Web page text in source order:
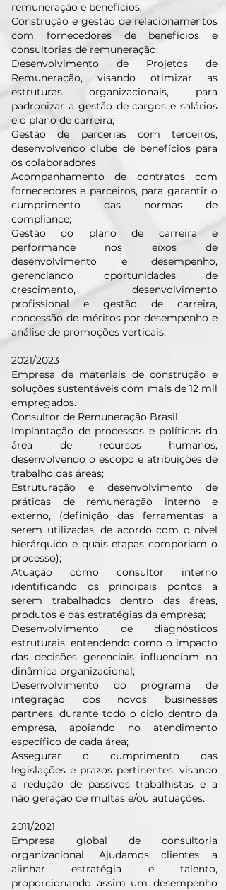
remuneração e benefícios;
Construção e gestão de relacionamentos
com fornecedores de benefícios e
consultorias de remuneração;
Desenvolvimento de Projetos de
Remuneração, visando otimizar as
estruturas organizacionais, para
padronizar a gestão de cargos e salários
e o plano de carreira;
Gestão de parcerias com terceiros,
desenvolvendo clube de benefícios para
os colaboradores
Acompanhamento de contratos com
fornecedores e parceiros, para garantir o
cumprimento das normas de
compliance;
Gestão do plano de carreira e
performance nos eixos de
desenvolvimento e desempenho,
gerenciando oportunidades de
crescimento, desenvolvimento
profissional e gestão de carreira,
concessão de méritos por desempenho e
análise de promoções verticais;
2021/2023
Empresa de materiais de construção e
soluções sustentáveis com mais de 12 mil
empregados.
Consultor de Remuneração Brasil
Implantação de processos e políticas da
área de recursos humanos,
desenvolvendo o escopo e atribuições de
trabalho das áreas;
Estruturação e desenvolvimento de
práticas de remuneração interno e
externo, (definição das ferramentas a
serem utilizadas, de acordo com o nível
hierárquico e quais etapas comporiam o
processo);
Atuação como consultor interno
identificando os principais pontos a
serem trabalhados dentro das áreas,
produtos e das estratégias da empresa;
Desenvolvimento de diagnósticos
estruturais, entendendo como o impacto
das decisões gerenciais influenciam na
dinâmica organizacional;
Desenvolvimento do programa de
integração dos novos businesses
partners, durante todo o ciclo dentro da
empresa, apoiando no atendimento
específico de cada área;
Assegurar o cumprimento das
legislações e prazos pertinentes, visando
a redução de passivos trabalhistas e a
não geração de multas e/ou autuações.
2011/2021
Empresa global de consultoria
organizacional. Ajudamos clientes a
alinhar estratégia e talento,
proporcionando assim um desempenho